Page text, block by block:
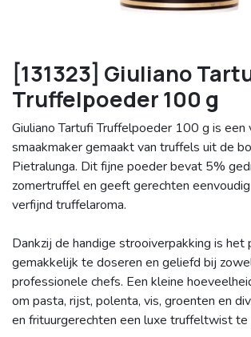
[131323] Giuliano
Truffelpoeder 100 g
Giuliano Tartufi Truffelpoeder 100 g is een
smaakmaker gemaakt van truffels uit de
Pietralunga. Dit fijne poeder bevat 5%
zomertruffel en geeft gerechten
verfijnd truffelaroma.
Dankzij de handige strooiverpakking is het
gemakkelijk te doseren en geliefd bij
professionele chefs. Een kleine
om pasta, rijst, polenta, vis, groenten en
en frituurgerechten een luxe truffeltwist te